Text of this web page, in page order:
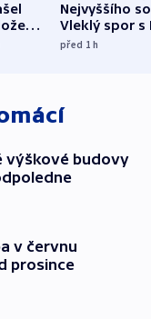
Nejvyššího
Vleklý spor s
reklamní
před 1h
výškové budovy
v červnu
prosince